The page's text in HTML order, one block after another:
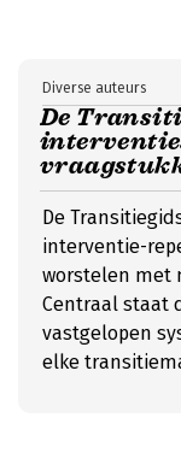
De
Diverse auteurs
De
interventie-
worstelen met
Centraal staat
vastgelopen
elke